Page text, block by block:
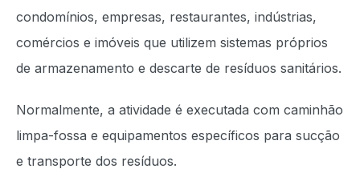
condomínios, empresas, restaurantes, indústrias,
comércios e imóveis que utilizem sistemas próprios
de armazenamento e descarte de resíduos sanitários.
Normalmente, a atividade é executada com caminhão
limpa-fossa e equipamentos específicos para sucção
e transporte dos resíduos.